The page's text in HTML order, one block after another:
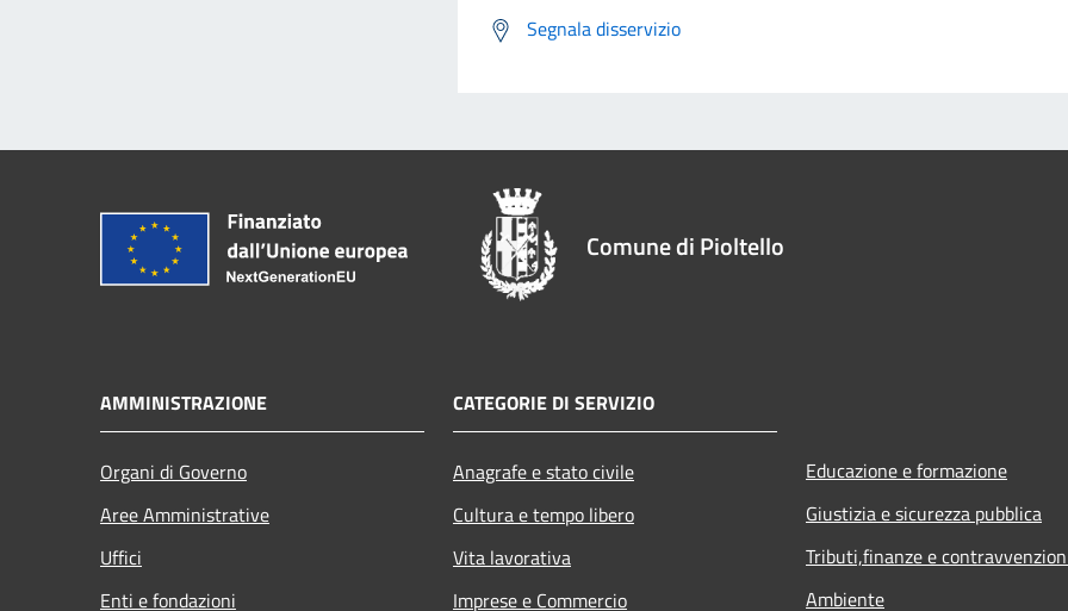
Segnala disservizio
Comune di Pioltello
AMMINISTRAZIONE
Organi di Governo
Aree Amministrative
Uffici
Enti e fondazioni
CATEGORIE DI SERVIZIO
Anagrafe e stato civile
Cultura e tempo libero
Vita lavorativa
Imprese e Commercio
Educazione e formazione
Giustizia e sicurezza pubblica
Tributi,finanze e
Ambiente